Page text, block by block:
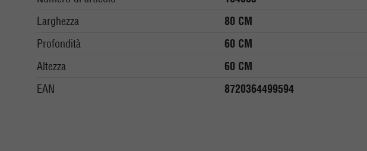
Larghezza
80 CM
Profondità
60 CM
Altezza
60 CM
EAN
8720364499594